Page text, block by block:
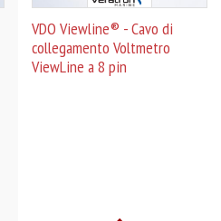
VDO Viewline® - Cavo di
collegamento Voltmetro
ViewLine a 8 pin